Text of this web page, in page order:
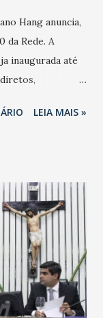
Hang anuncia,
da Rede. A
inaugurada até
mas
LEIA MAIS »